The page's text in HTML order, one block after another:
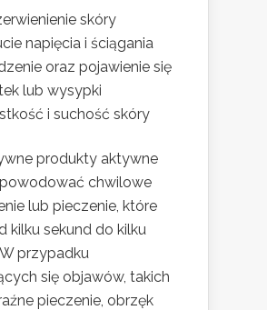
skóry
napięcia i ściągania
oraz pojawienie się
lub wysypki
i suchość skóry
produkty aktywne
chwilowe
lub pieczenie, które
kilku sekund do kilku
przypadku
się objawów, takich
pieczenie, obrzęk